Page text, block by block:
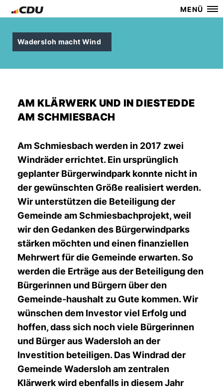
MENÜ
Wadersloh macht Wind
AM KLÄRWERK UND IN DIESTEDDE
AM SCHMIESBACH
Am Schmiesbach werden in 2017 zwei
Windräder errichtet. Ein ursprünglich
geplanter Bürgerwindpark konnte nicht in
der gewünschten Größe realisiert werden.
Wir unterstützen die Beteiligung der
Gemeinde am Schmiesbachprojekt, weil
wir den Gedanken des Bürgerwindparks
stärken möchten und einen finanziellen
Mehrwert für die Gemeinde erwarten. So
werden die Erträge aus der Beteiligung den
Bürgerinnen und Bürgern über den
Gemeinde-haushalt zu Gute kommen. Wir
wünschen dem Investor viel Erfolg und
hoffen, dass sich noch viele Bürgerinnen
und Bürger aus Wadersloh an der
Investition beteiligen. Das Windrad der
Gemeinde Wadersloh am zentralen
Klärwerk wird ebenfalls in diesem Jahr